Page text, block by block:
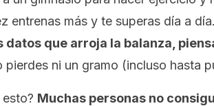
entrenas más y te superas día a
datos que arroja la balanza,
pierdes ni un gramo (incluso hasta
Muchas personas no